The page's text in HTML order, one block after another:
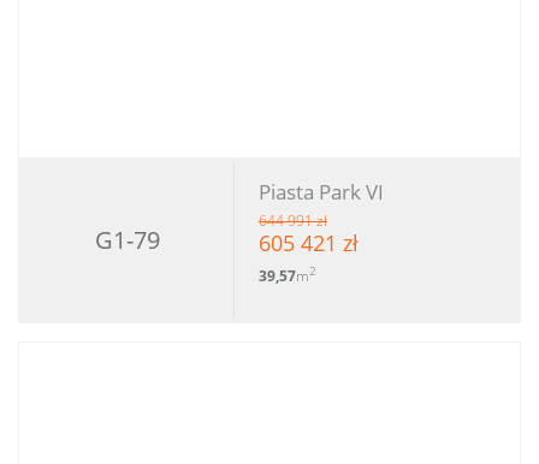
G1-79
Piasta Park VI
644 991 zł
605 421 zł
39,57m2